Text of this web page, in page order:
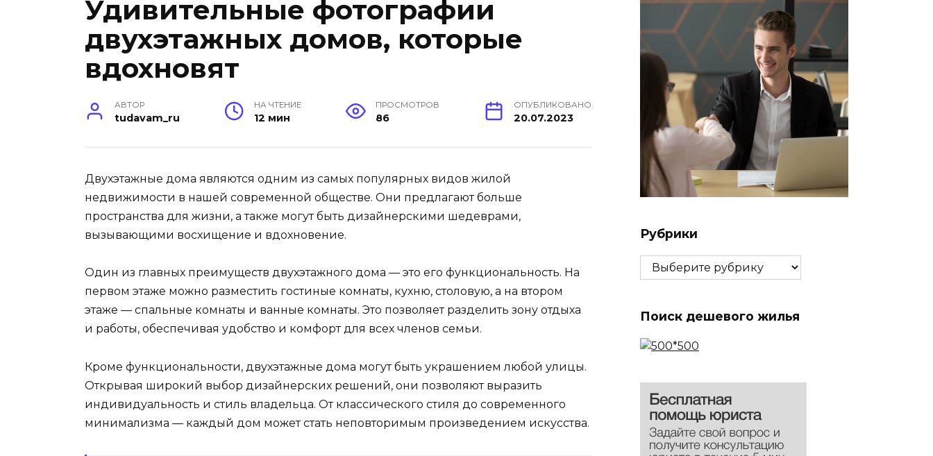
Удивительные фотографии
двухэтажных домов, которые
вдохновят
АВТОР
tudavam_ru
НА ЧТЕНИЕ
12 мин
ПРОСМОТРОВ
86
ОПУБЛИКОВАНО
20.07.2023
Двухэтажные дома являются одним из самых популярных видов жилой
недвижимости в нашей современной обществе. Они предлагают больше
пространства для жизни, а также могут быть дизайнерскими шедеврами,
вызывающими восхищение и вдохновение.
Один из главных преимуществ двухэтажного дома — это его функциональность. На
первом этаже можно разместить гостиные комнаты, кухню, столовую, а на втором
этаже — спальные комнаты и ванные комнаты. Это позволяет разделить зону отдыха
и работы, обеспечивая удобство и комфорт для всех членов семьи.
Кроме функциональности, двухэтажные дома могут быть украшением любой улицы.
Открывая широкий выбор дизайнерских решений, они позволяют выразить
индивидуальность и стиль владельца. От классического стиля до современного
минимализма — каждый дом может стать неповторимым произведением искусства.
Рубрики
Рубрики
Поиск дешевого жилья